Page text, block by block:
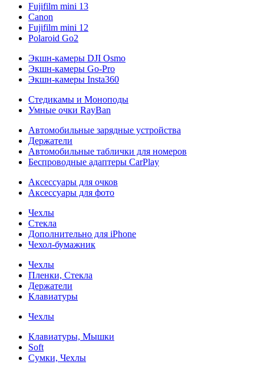
Fujifilm mini 13
Canon
Fujifilm mini 12
Polaroid Go2
Экшн-камеры DJI Osmo
Экшн-камеры Go-Pro
Экшн-камеры Insta360
Стедикамы и Моноподы
Умные очки RayBan
Автомобильные зарядные устройства
Держатели
Автомобильные таблички для номеров
Беспроводные адаптеры CarPlay
Аксессуары для очков
Аксессуары для фото
Чехлы
Стекла
Дополнительно для iPhone
Чехол-бумажник
Чехлы
Пленки, Стекла
Держатели
Клавиатуры
Чехлы
Клавиатуры, Мышки
Soft
Сумки, Чехлы